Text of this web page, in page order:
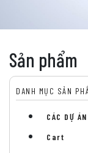
Sản phẩm
DANH MỤC SẢN
CÁC DỰ
Cart